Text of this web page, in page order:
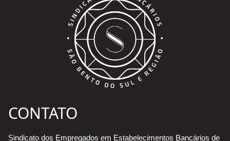
CONTATO
Sindicato dos Empregados em Estabelecimentos Bancários de